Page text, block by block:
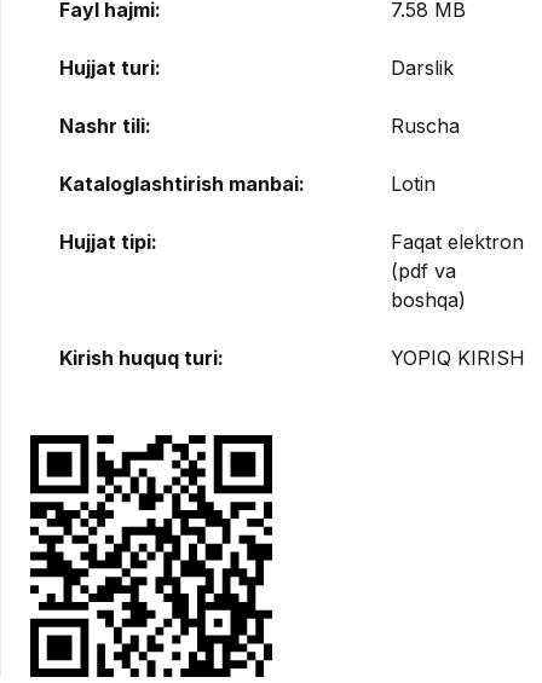
Fayl hajmi: 7.58 MB
Hujjat turi: Darslik
Nashr tili: Ruscha
Kataloglashtirish manbai: Lotin
Hujjat tipi:
Faqat elektron
(pdf va
boshqa)
Kirish huquq turi: YOPIQ KIRISH